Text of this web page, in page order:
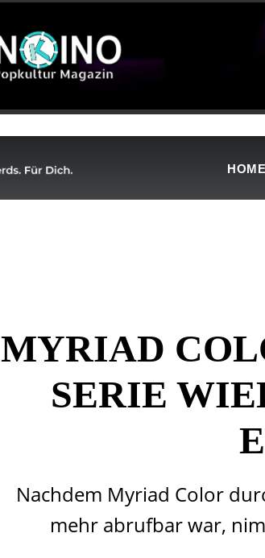
HOME
MYRIAD
SERIE
Nachdem Myriad Color
mehr abrufbar war,